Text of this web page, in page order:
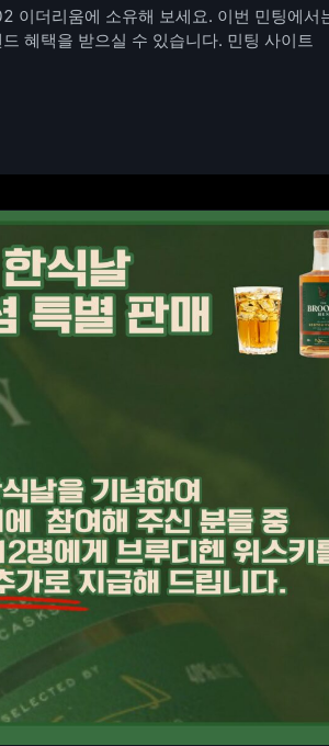
이더리움에 소유해 보세요. 이번 민팅에서
혜택을 받으실 수 있습니다. 민팅 사이트